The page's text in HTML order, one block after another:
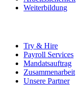
Weiterbildung
Try & Hire
Payroll Services
Mandatsauftrag
Zusammenarbeit
Unsere Partner